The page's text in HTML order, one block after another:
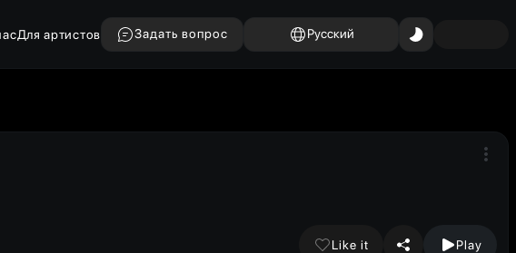
Для артистов Задать вопрос Русский
Like it Play